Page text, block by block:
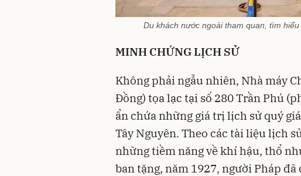
Du khách nước ngoài tham quan, tìm
MINH CHỨNG LỊCH SỬ
Không phải ngẫu nhiên, Nhà máy
Đồng) tọa lạc tại số 280 Trần Phú
ẩn chứa những giá trị lịch sử quý
Tây Nguyên. Theo các tài liệu lịch
những tiềm năng về khí hậu, thổ
ban tặng, năm 1927, người Pháp